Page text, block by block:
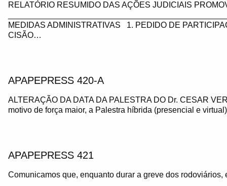
RELATÓRIO RESUMIDO DAS AÇÕES JUDICIAIS
MEDIDAS ADMINISTRATIVAS 1. PEDIDO DE
CISÃO…
APAPEPRESS 420-A
ALTERAÇÃO DA DATA DA PALESTRA DO Dr. CESAR
motivo de força maior, a Palestra híbrida (presencial e
APAPEPRESS 421
Comunicamos que, enquanto durar a greve dos